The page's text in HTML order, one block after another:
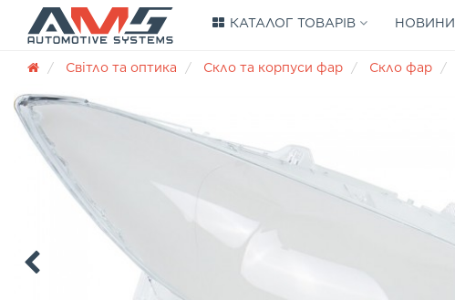
КАТАЛОГ ТОВАРІВ НОВИНИ
Світло та оптика Скло та корпуси фар Скло фар